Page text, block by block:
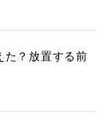
た？放置する前